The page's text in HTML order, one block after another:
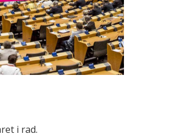
i rad.